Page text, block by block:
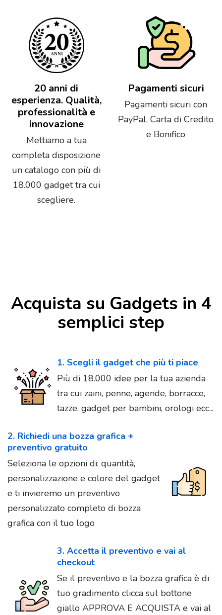
20 anni di
esperienza. Qualità,
professionalità e
innovazione
Mettiamo a tua
completa disposizione
un catalogo con più di
18.000 gadget tra cui
scegliere.
Pagamenti sicuri
Pagamenti sicuri con
PayPal, Carta di Credito
e Bonifico
Acquista su Gadgets in 4
semplici step
1. Scegli il gadget che più ti piace
Più di 18.000 idee per la tua azienda
tra cui zaini, penne, agende, borracce,
tazze, gadget per bambini, orologi ecc...
2. Richiedi una bozza grafica +
preventivo gratuito
Seleziona le opzioni di: quantità,
personalizzazione e colore del gadget
e ti invieremo un preventivo
personalizzato completo di bozza
grafica con il tuo logo
3. Accetta il preventivo e vai al
checkout
Se il preventivo e la bozza grafica è di
tuo gradimento clicca sul bottone
giallo APPROVA E ACQUISTA e vai al